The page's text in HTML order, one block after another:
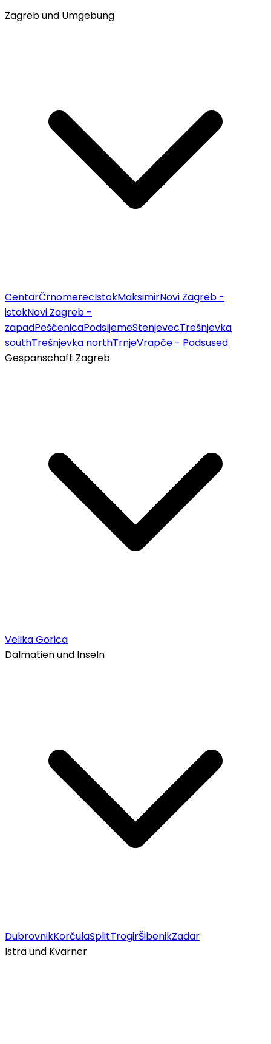
Zagreb und Umgebung
CentarČrnomerecIstokMaksimirNovi Zagreb -
istokNovi Zagreb -
zapadPešćenicaPodsljemeStenjevecTrešnjevka
southTrešnjevka northTrnjeVrapče - Podsused
Gespanschaft Zagreb
Velika Gorica
Dalmatien und Inseln
DubrovnikKorčulaSplitTrogirŠibenikZadar
Istra und Kvarner